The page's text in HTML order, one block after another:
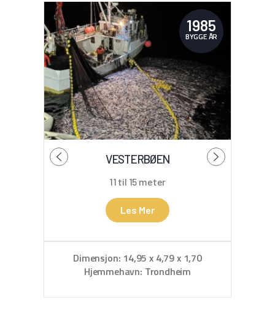
1985
BYGGE ÅR
VESTERBØEN
11 til 15 meter
Les Mer
Dimensjon: 14,95 x 4,79 x 1,70
Hjemmehavn: Trondheim